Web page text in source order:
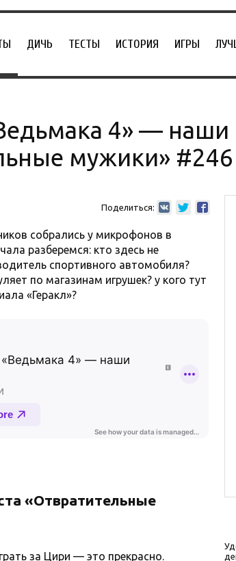
ДИЧЬ ТЕСТЫ ИСТОРИЯ ИГРЫ
4» —
мужики» #246
Поделиться:
собрались у микрофонов в
разберемся: кто здесь не
спортивного автомобиля?
по магазинам игрушек? у кого тут
«Геракл»?
«Отвратительные
за Цири — это прекрасно.